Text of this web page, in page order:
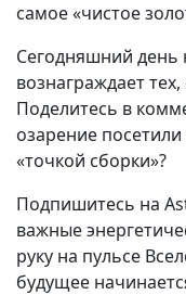
самое «чистое
Сегодняшний день
вознаграждает
Поделитесь в
озарение
«точкой сборки»?
Подпишитесь на
важные
руку на пульсе
будущее